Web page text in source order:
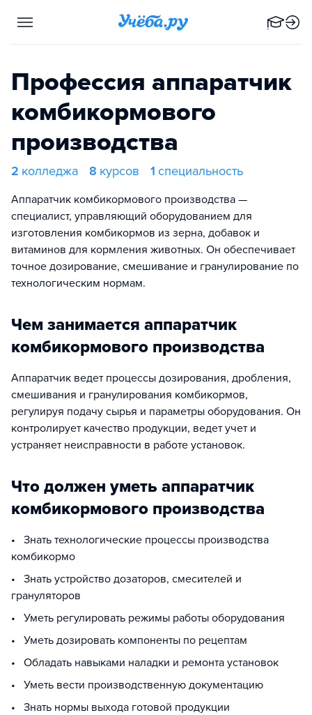
Профессия аппаратчик
комбикормового
производства
2 колледжа 8 курсов 1 специальность
Аппаратчик комбикормового производства —
специалист, управляющий оборудованием для
изготовления комбикормов из зерна, добавок и
витаминов для кормления животных. Он обеспечивает
точное дозирование, смешивание и гранулирование по
технологическим нормам.
Чем занимается аппаратчик
комбикормового производства
Аппаратчик ведет процессы дозирования, дробления,
смешивания и гранулирования комбикормов,
регулируя подачу сырья и параметры оборудования. Он
контролирует качество продукции, ведет учет и
устраняет неисправности в работе установок.​
Что должен уметь аппаратчик
комбикормового производства
• Знать технологические процессы производства
комбикормо
• Знать устройство дозаторов, смесителей и
грануляторов
• Уметь регулировать режимы работы оборудования
• Уметь дозировать компоненты по рецептам
• Обладать навыками наладки и ремонта установок
• Уметь вести производственную документацию
• Знать нормы выхода готовой продукции